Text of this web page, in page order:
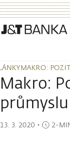
MAKRO:
MAKRO:
Makro:
13. 3. 2020 ・ 2-